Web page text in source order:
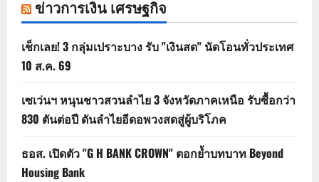
ข่าวการเงิน เศรษฐกิจ
เช็กเลย! 3 กลุ่มเปราะบาง รับ "เงินสด" นัดโอนทั่วประเทศ
10 ส.ค. 69
เซเว่นฯ หนุนชาวสวนลำไย 3 จังหวัดภาคเหนือ รับซื้อกว่า
830 ตันต่อปี ดันลำไยอีดอพวงสดสู่ผู้บริโภค
ธอส. เปิดตัว "G H BANK CROWN" ตอกย้ำบทบาท Beyond
Housing Bank